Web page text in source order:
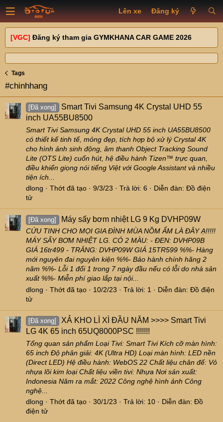
Lên xe Đăng ký
[VGC] Đăng ký tham gia GYMKHANA CAR GAME 2026
Tags
#chinhhang
[Đã xong]
Smart Tivi Samsung 4K Crystal UHD 55
inch UA55BU8500
Smart Tivi Samsung 4K Crystal UHD 55 inch UA55BU8500
có thiết kế tinh tế, mỏng đẹp, tích hợp bộ xử lý Crystal 4K
cho hình ảnh sinh động, âm thanh Object Tracking Sound
Lite (OTS Lite) cuốn hút, hệ điều hành Tizen™ trực quan,
điều khiển giọng nói tiếng Việt với Google Assistant và nhiều
tiện ích...
dlong
Thớt đã tạo 9/3/23 Trả lời: 6 Diễn đàn: Đồ điện
tử
[Đã xong] Máy sấy bơm nhiệt LG 9 Kg DVHP09W
CỨU TINH CHO MỌI GIA ĐÌNH MÙA NỒM ẨM LÀ ĐÂY Ạ!!!!!
MÁY SẤY BƠM NHIỆT LG. CÓ 2 MÀU: - ĐEN: DVHP09B
GIÁ 16tr499 - TRẮNG: DVHP09W GIÁ 15TR599 %%- Hàng
mới nguyên đai nguyên kiện %%- Bảo hành chính hãng 2
năm %%- Lỗi 1 đổi 1 trong 7 ngày đầu nếu có lỗi do nhà sản
xuất %%- Miễn phí giao lắp tại nội...
dlong
Thớt đã tạo 10/2/23 Trả lời: 1 Diễn đàn: Đồ điện
tử
[Đã xong]
XẢ KHO LÌ XÌ ĐẦU NĂM >>>> Smart Tivi
LG 4K 65 inch 65UQ8000PSC !!!!!!!
Tổng quan sản phẩm Loại Tivi: Smart Tivi Kích cỡ màn hình:
65 inch Độ phân giải: 4K (Ultra HD) Loại màn hình: LED nền
(Direct LED) Hệ điều hành: WebOS 22 Chất liệu chân đế: Vỏ
nhựa lõi kim loại Chất liệu viền tivi: Nhựa Nơi sản xuất:
Indonesia Năm ra mắt: 2022 Công nghệ hình ảnh Công
nghệ...
dlong
Thớt đã tạo 30/1/23 Trả lời: 10 Diễn đàn: Đồ
điện tử